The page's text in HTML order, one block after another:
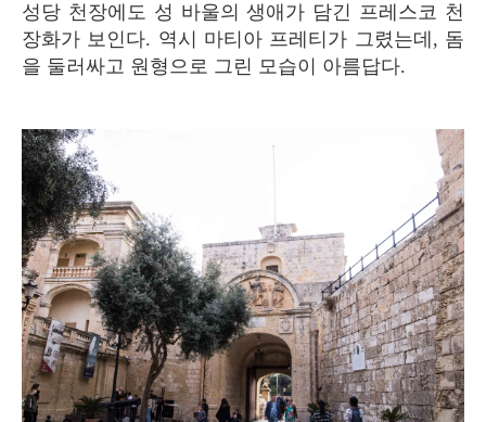
성당 천장에도 성 바울의 생애가 담긴 프레스코 천
장화가 보인다. 역시 마티아 프레티가 그렸는데, 돔
을 둘러싸고 원형으로 그린 모습이 아름답다.